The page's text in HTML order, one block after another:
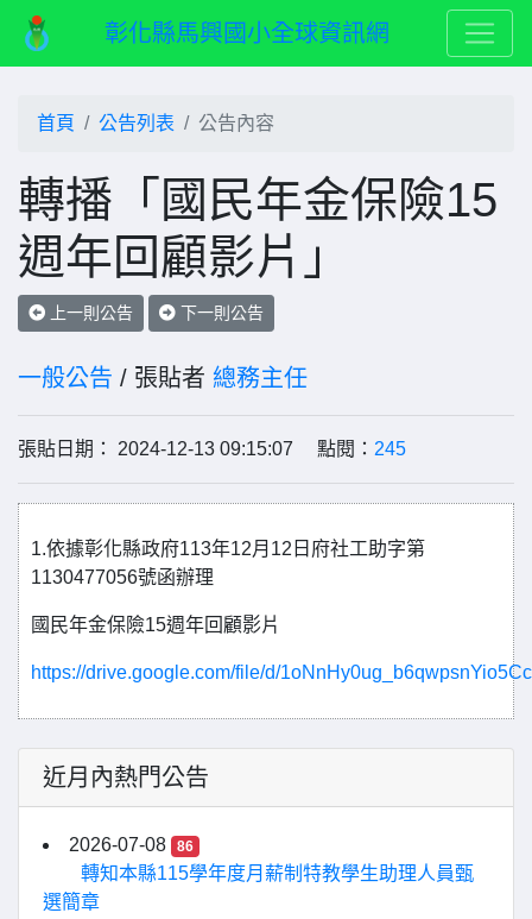
彰化縣馬興國小全球資訊網
首頁 公告列表 公告內容
轉播「國民年金保險15
週年回顧影片」
上一則公告 下一則公告
一般公告 / 張貼者 總務主任
張貼日期： 2024-12-13 09:15:07 點閱： 245
1.依據彰化縣政府113年12月12日府社工助字第
1130477056號函辦理
國民年金保險15週年回顧影片
https://drive.google.com/file/d/
近月內熱門公告
2026-07-08 86
轉知本縣115學年度月薪制特教學生助理人員甄
選簡章